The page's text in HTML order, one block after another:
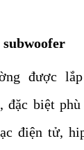
được
đặc biệt
điện tử,